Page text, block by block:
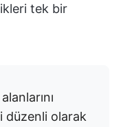
tek bir
düzenli olarak